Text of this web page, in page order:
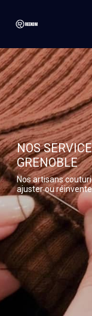
NOS
GRENOBLE
Nos artisans
ajuster ou